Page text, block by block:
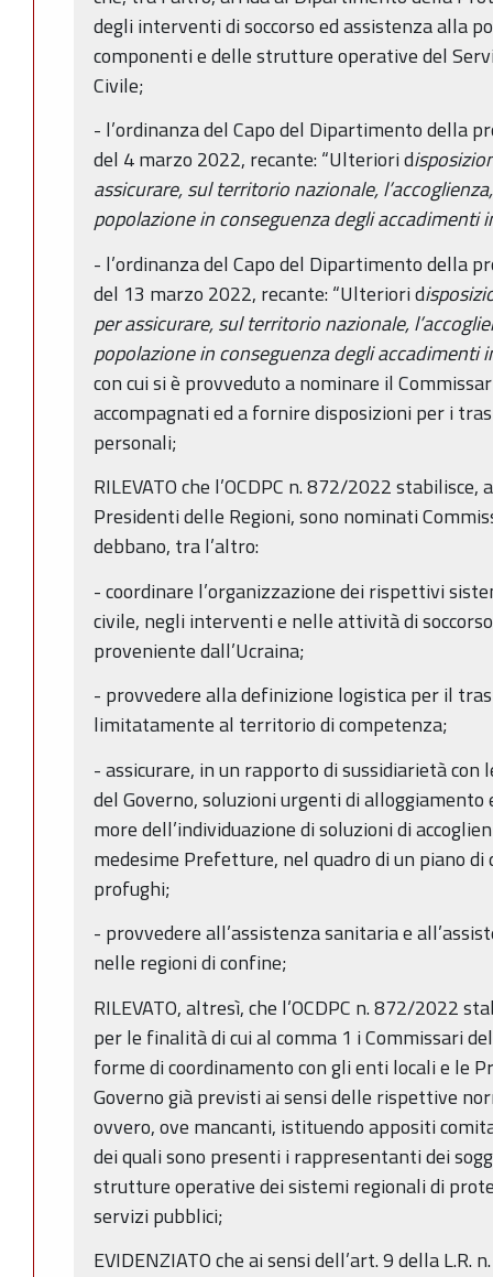
degli interventi di soccorso ed assistenza alla
componenti e delle strutture operative del
Civile;
- l’ordinanza del Capo del Dipartimento della
del 4 marzo 2022, recante: “Ulteriori d
assicurare, sul territorio nazionale,
popolazione in conseguenza degli accadimenti
- l’ordinanza del Capo del Dipartimento della
del 13 marzo 2022, recante: “Ulteriori d
per assicurare, sul territorio nazionale,
popolazione in conseguenza degli accadimenti
con cui si è provveduto a nominare il
accompagnati ed a fornire disposizioni per i
personali;
RILEVATO che l’OCDPC n. 872/2022 stabilisce,
Presidenti delle Regioni, sono nominati
debbano, tra l’altro:
- coordinare l’organizzazione dei rispettivi
civile, negli interventi e nelle attività di
proveniente dall’Ucraina;
- provvedere alla definizione logistica per il
limitatamente al territorio di competenza;
- assicurare, in un rapporto di sussidiarietà
del Governo, soluzioni urgenti di
more dell’individuazione di soluzioni di
medesime Prefetture, nel quadro di un piano
profughi;
- provvedere all’assistenza sanitaria e
nelle regioni di confine;
RILEVATO, altresì, che l’OCDPC n. 872/2022
per le finalità di cui al comma 1 i Commissari
forme di coordinamento con gli enti locali e le
Governo già previsti ai sensi delle rispettive
ovvero, ove mancanti, istituendo appositi
dei quali sono presenti i rappresentanti dei
strutture operative dei sistemi regionali di
servizi pubblici;
EVIDENZIATO che ai sensi dell’art. 9 della